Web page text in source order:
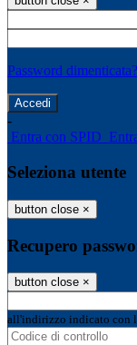
Password dimenticata?
-
Entra con SPID
Seleziona utente
button close ×
Recupero
button close ×
all'indirizzo indicato con